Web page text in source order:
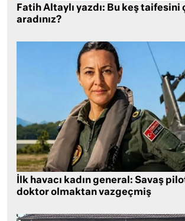
Fatih Altaylı yazdı: Bu keş taifesini
aradınız?
İlk havacı kadın general: Savaş
doktor olmaktan vazgeçmiş